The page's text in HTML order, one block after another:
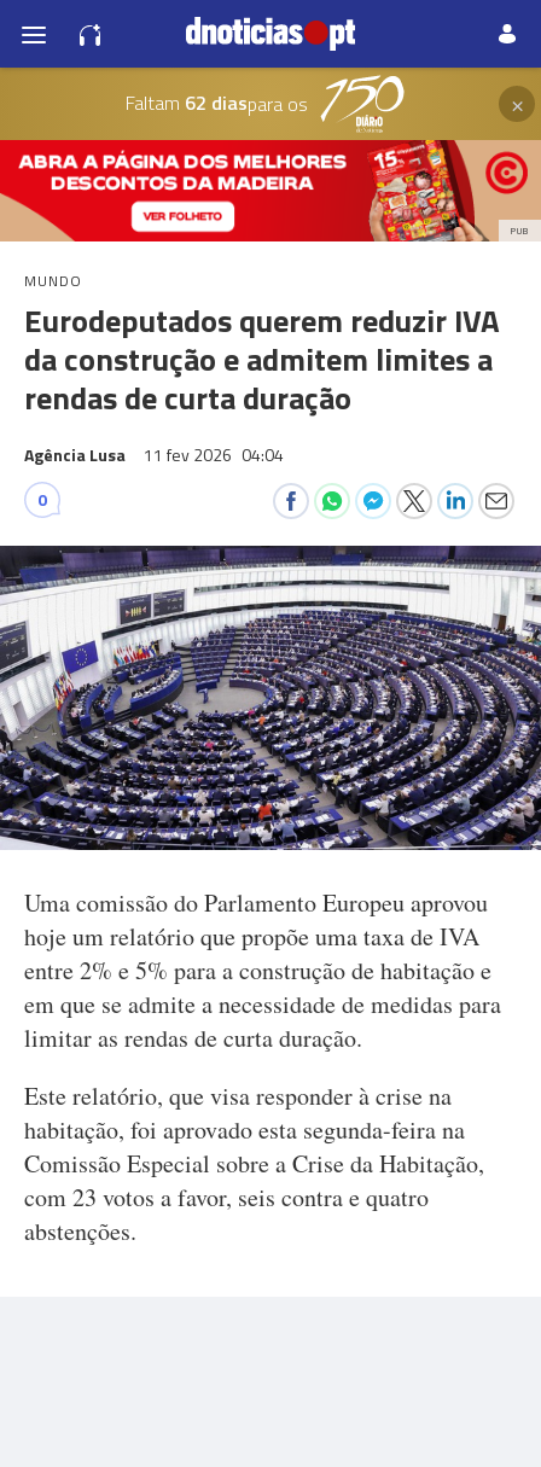
Faltam 62 diaspara os ×
PUB
MUNDO
Eurodeputados querem reduzir IVA
da construção e admitem limites a
rendas de curta duração
Agência Lusa 11 fev 2026 04:04
0
Uma comissão do Parlamento Europeu aprovou
hoje um relatório que propõe uma taxa de IVA
entre 2% e 5% para a construção de habitação e
em que se admite a necessidade de medidas para
limitar as rendas de curta duração.
Este relatório, que visa responder à crise na
habitação, foi aprovado esta segunda-feira na
Comissão Especial sobre a Crise da Habitação,
com 23 votos a favor, seis contra e quatro
abstenções.